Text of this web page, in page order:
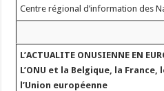
Centre régional d’information des
L’ACTUALITE ONUSIENNE EN
L’ONU et la Belgique, la
l’Union européenne